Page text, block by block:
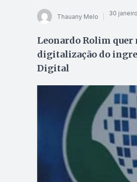
Thauany Melo 30
Leonardo Rolim
digitalização do
Digital